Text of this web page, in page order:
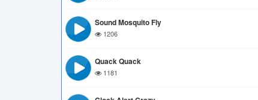
Sound Mosquito Fly
1206
Quack Quack
1181